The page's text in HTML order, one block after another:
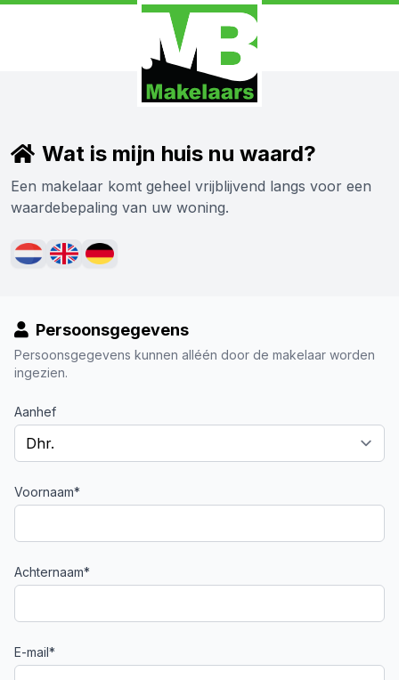
Wat is mijn huis nu waard?
Een makelaar komt geheel vrijblijvend langs voor een
waardebepaling van uw woning.
Persoonsgegevens
Persoonsgegevens kunnen alléén door de makelaar worden
ingezien.
Aanhef
Voornaam*
Achternaam*
E-mail*